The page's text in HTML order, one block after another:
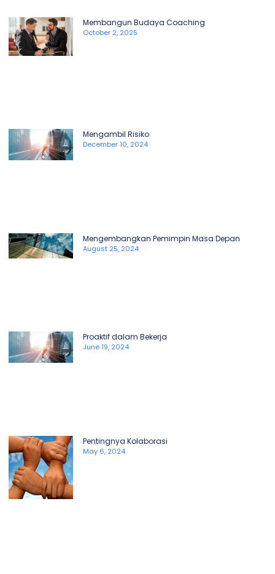
Membangun Budaya Coaching
October 2, 2025
Mengambil Risiko
December 10, 2024
Mengembangkan Pemimpin Masa Depan
August 25, 2024
Proaktif dalam Bekerja
June 19, 2024
Pentingnya Kolaborasi
May 6, 2024